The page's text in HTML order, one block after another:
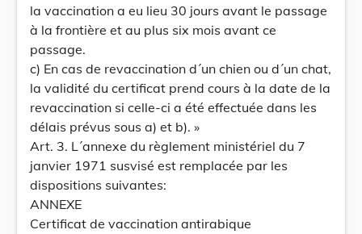
la vaccination a eu lieu 30 jours avant le passage
à la frontière et au plus six mois avant ce
passage.
c) En cas de revaccination d´un chien ou d´un chat,
la validité du certificat prend cours à la date de la
revaccination si celle-ci a été effectuée dans les
délais prévus sous a) et b). »
Art. 3. L´annexe du règlement ministériel du 7
janvier 1971 susvisé est remplacée par les
dispositions suivantes:
ANNEXE
Certificat de vaccination antirabique